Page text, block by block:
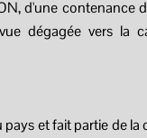
d'une contenance
dégagée vers la
et fait partie de